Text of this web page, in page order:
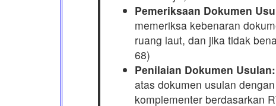
Pemeriksaan Dokumen
memeriksa kebenaran
ruang laut, dan jika tidak
68)
Penilaian Dokumen Usulan:
atas dokumen usulan
komplementer berdasarkan